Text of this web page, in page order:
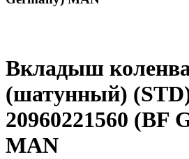
Вкладыш
(шатунный)
20960221560 (BF
MAN